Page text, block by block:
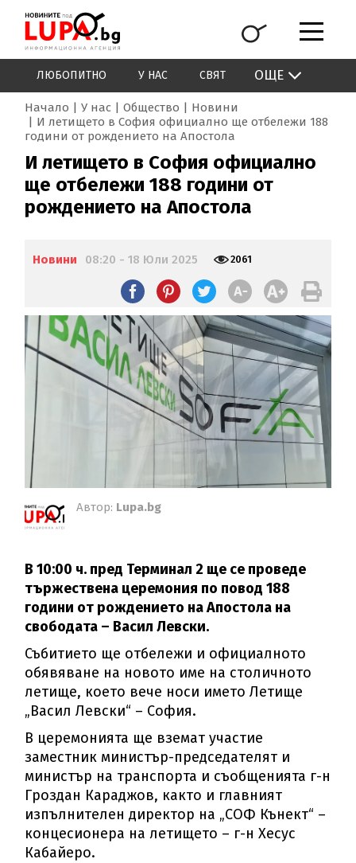
ЛЮБОПИТНО У НАС СВЯТ ОЩЕ
Начало У нас Общество
Новини
И летището в София официално ще отбележи 188
години от рождението на Апостола
И летището в София официално
ще отбележи 188 години от
рождението на Апостола
Новини 08:20 - 18 Юли 2025 2061
Автор: Lupa.bg
В 10:00 ч. пред Терминал 2 ще се проведе
тържествена церемония по повод 188
години от рождението на Апостола на
свободата – Васил Левски.
Събитието ще отбележи и официалното
обявяване на новото име на столичното
летище, което вече носи името Летище
„Васил Левски“ – София.
В церемонията ще вземат участие
заместник министър-председателят и
министър на транспорта и съобщенията г-н
Гроздан Караджов, както и главният
изпълнителен директор на „СОФ Кънект“ –
концесионера на летището – г-н Хесус
Кабайеро.